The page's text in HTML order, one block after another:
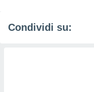
Condividi su: